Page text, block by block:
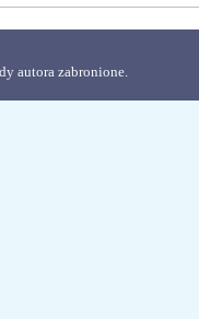
autora zabronione.